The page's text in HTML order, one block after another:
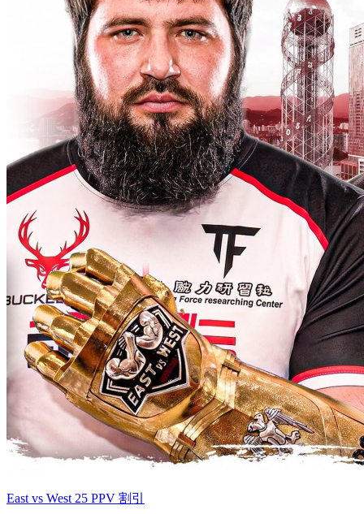
East vs West 25 PPV 割引